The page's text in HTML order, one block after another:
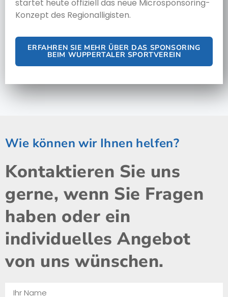
startet heute offiziell das neue Microsponsoring-
Konzept des Regionalligisten.
ERFAHREN SIE MEHR ÜBER DAS SPONSORING
BEIM WUPPERTALER SPORTVEREIN
Wie können wir Ihnen helfen?
Kontaktieren Sie uns
gerne, wenn Sie Fragen
haben oder ein
individuelles Angebot
von uns wünschen.​